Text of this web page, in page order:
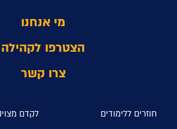
מי אנחנו
הצטרפו לקהילה
צרו קשר
חוזרים ללימודים
לקדם